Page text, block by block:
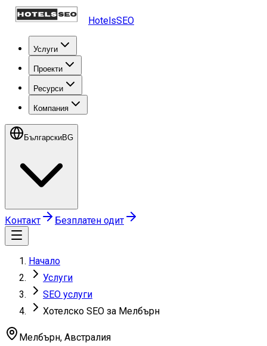
HotelsSEO
Услуги
Проекти
Ресурси
Компания
БългарскиBG
Контакт Безплатен одит
Начало
Услуги
SEO услуги
Хотелско SEO за Мелбърн
Мелбърн, Австралия